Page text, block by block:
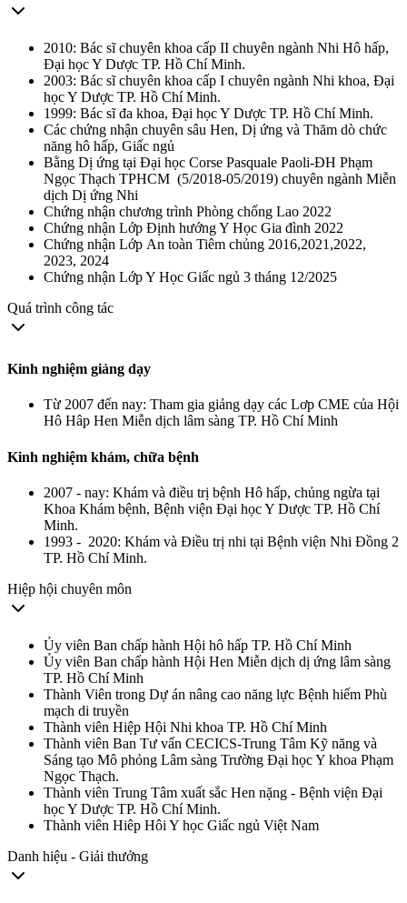
2010: Bác sĩ chuyên khoa cấp II chuyên ngành Nhi Hô hấp,
Đại học Y Dược TP. Hồ Chí Minh.
2003: Bác sĩ chuyên khoa cấp I chuyên ngành Nhi khoa, Đại
học Y Dược TP. Hồ Chí Minh.
1999: Bác sĩ đa khoa, Đại học Y Dược TP. Hồ Chí Minh.
Các chứng nhận chuyên sâu Hen, Dị ứng và Thăm dò chức
năng hô hấp, Giấc ngủ
Bằng Dị ứng tại Đại học Corse Pasquale Paoli-ĐH Phạm
Ngọc Thạch TPHCM (5/2018-05/2019) chuyên ngành Miễn
dịch Dị ứng Nhi
Chứng nhận chương trình Phòng chống Lao 2022
Chứng nhận Lớp Định hướng Y Học Gia đình 2022
Chứng nhận Lớp An toàn Tiêm chủng 2016,2021,2022,
2023, 2024
Chứng nhận Lớp Y Học Giấc ngủ 3 tháng 12/2025
Quá trình công tác
Kinh nghiệm giảng dạy
Từ 2007 đến nay: Tham gia giảng dạy các Lơp CME của Hội
Hô Hâp Hen Miễn dịch lâm sàng TP. Hồ Chí Minh
Kinh nghiệm khám, chữa bệnh
2007 - nay: Khám và điều trị bệnh Hô hấp, chủng ngừa tại
Khoa Khám bệnh, Bệnh viện Đại học Y Dược TP. Hồ Chí
Minh.
1993 - 2020: Khám và Điều trị nhi tại Bệnh viện Nhi Đồng 2
TP. Hồ Chí Minh.
Hiệp hội chuyên môn
Ủy viên Ban chấp hành Hội hô hấp TP. Hồ Chí Minh
Ủy viên Ban chấp hành Hội Hen Miễn dịch dị ứng lâm sàng
TP. Hồ Chí Minh
Thành Viên trong Dự án nâng cao năng lực Bệnh hiếm Phù
mạch di truyền
Thành viên Hiệp Hội Nhi khoa TP. Hồ Chí Minh
Thành viên Ban Tư vấn CECICS-Trung Tâm Kỹ năng và
Sáng tạo Mô phỏng Lâm sàng Trường Đại học Y khoa Phạm
Ngọc Thạch.
Thành viên Trung Tâm xuất sắc Hen nặng - Bệnh viện Đại
học Y Dược TP. Hồ Chí Minh.
Thành viên Hiêp Hôi Y học Giấc ngủ Việt Nam
Danh hiệu - Giải thưởng